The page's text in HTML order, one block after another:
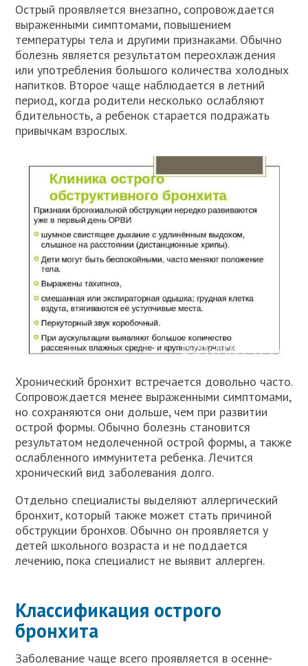
Острый проявляется внезапно, сопровождается
выраженными симптомами, повышением
температуры тела и другими признаками. Обычно
болезнь является результатом переохлаждения
или употребления большого количества холодных
напитков. Второе чаще наблюдается в летний
период, когда родители несколько ослабляют
бдительность, а ребенок старается подражать
привычкам взрослых.
Хронический бронхит встречается довольно часто.
Сопровождается менее выраженными симптомами,
но сохраняются они дольше, чем при развитии
острой формы. Обычно болезнь становится
результатом недолеченной острой формы, а также
ослабленного иммунитета ребенка. Лечится
хронический вид заболевания долго.
Отдельно специалисты выделяют аллергический
бронхит, который также может стать причиной
обструкции бронхов. Обычно он проявляется у
детей школьного возраста и не поддается
лечению, пока специалист не выявит аллерген.
Классификация острого
бронхита
Заболевание чаще всего проявляется в осенне-